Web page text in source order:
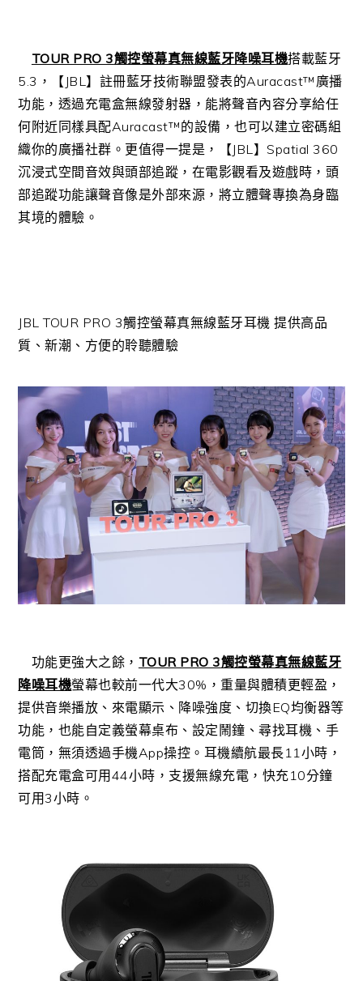
TOUR PRO 3觸控螢幕真無線藍牙降噪耳機搭載藍牙
5.3，【JBL】註冊藍牙技術聯盟發表的Auracast™廣播
功能，透過充電盒無線發射器，能將聲音內容分享給任
何附近同樣具配Auracast™的設備，也可以建立密碼組
織你的廣播社群。更值得一提是，【JBL】Spatial 360
沉浸式空間音效與頭部追蹤，在電影觀看及遊戲時，頭
部追蹤功能讓聲音像是外部來源，將立體聲專換為身臨
其境的體驗。
JBL TOUR PRO 3觸控螢幕真無線藍牙耳機 提供高品
質、新潮、方便的聆聽體驗
功能更強大之餘， TOUR PRO 3觸控螢幕真無線藍牙
降噪耳機螢幕也較前一代大30%，重量與體積更輕盈，
提供音樂播放、來電顯示、降噪強度、切換EQ均衡器等
功能，也能自定義螢幕桌布、設定鬧鐘、尋找耳機、手
電筒，無須透過手機App操控。耳機續航最長11小時，
搭配充電盒可用44小時，支援無線充電，快充10分鐘
可用3小時。